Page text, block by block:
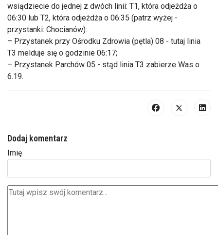
wsiądziecie do jednej z dwóch linii: T1, która odjeżdża o
06:30 lub T2, która odjeżdża o 06:35 (patrz wyżej -
przystanki: Chocianów):
– Przystanek przy Ośrodku Zdrowia (pętla) 08 - tutaj linia
T3 melduje się o godzinie 06:17;
– Przystanek Parchów 05 - stąd linia T3 zabierze Was o
6.19.
Dodaj komentarz
Imię